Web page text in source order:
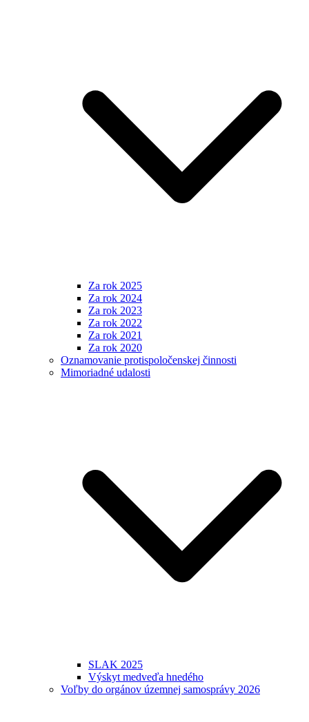
Za rok 2025
Za rok 2024
Za rok 2023
Za rok 2022
Za rok 2021
Za rok 2020
Oznamovanie protispoločenskej činnosti
Mimoriadné udalosti
SLAK 2025
Výskyt medveďa hnedého
Voľby do orgánov územnej samosprávy 2026